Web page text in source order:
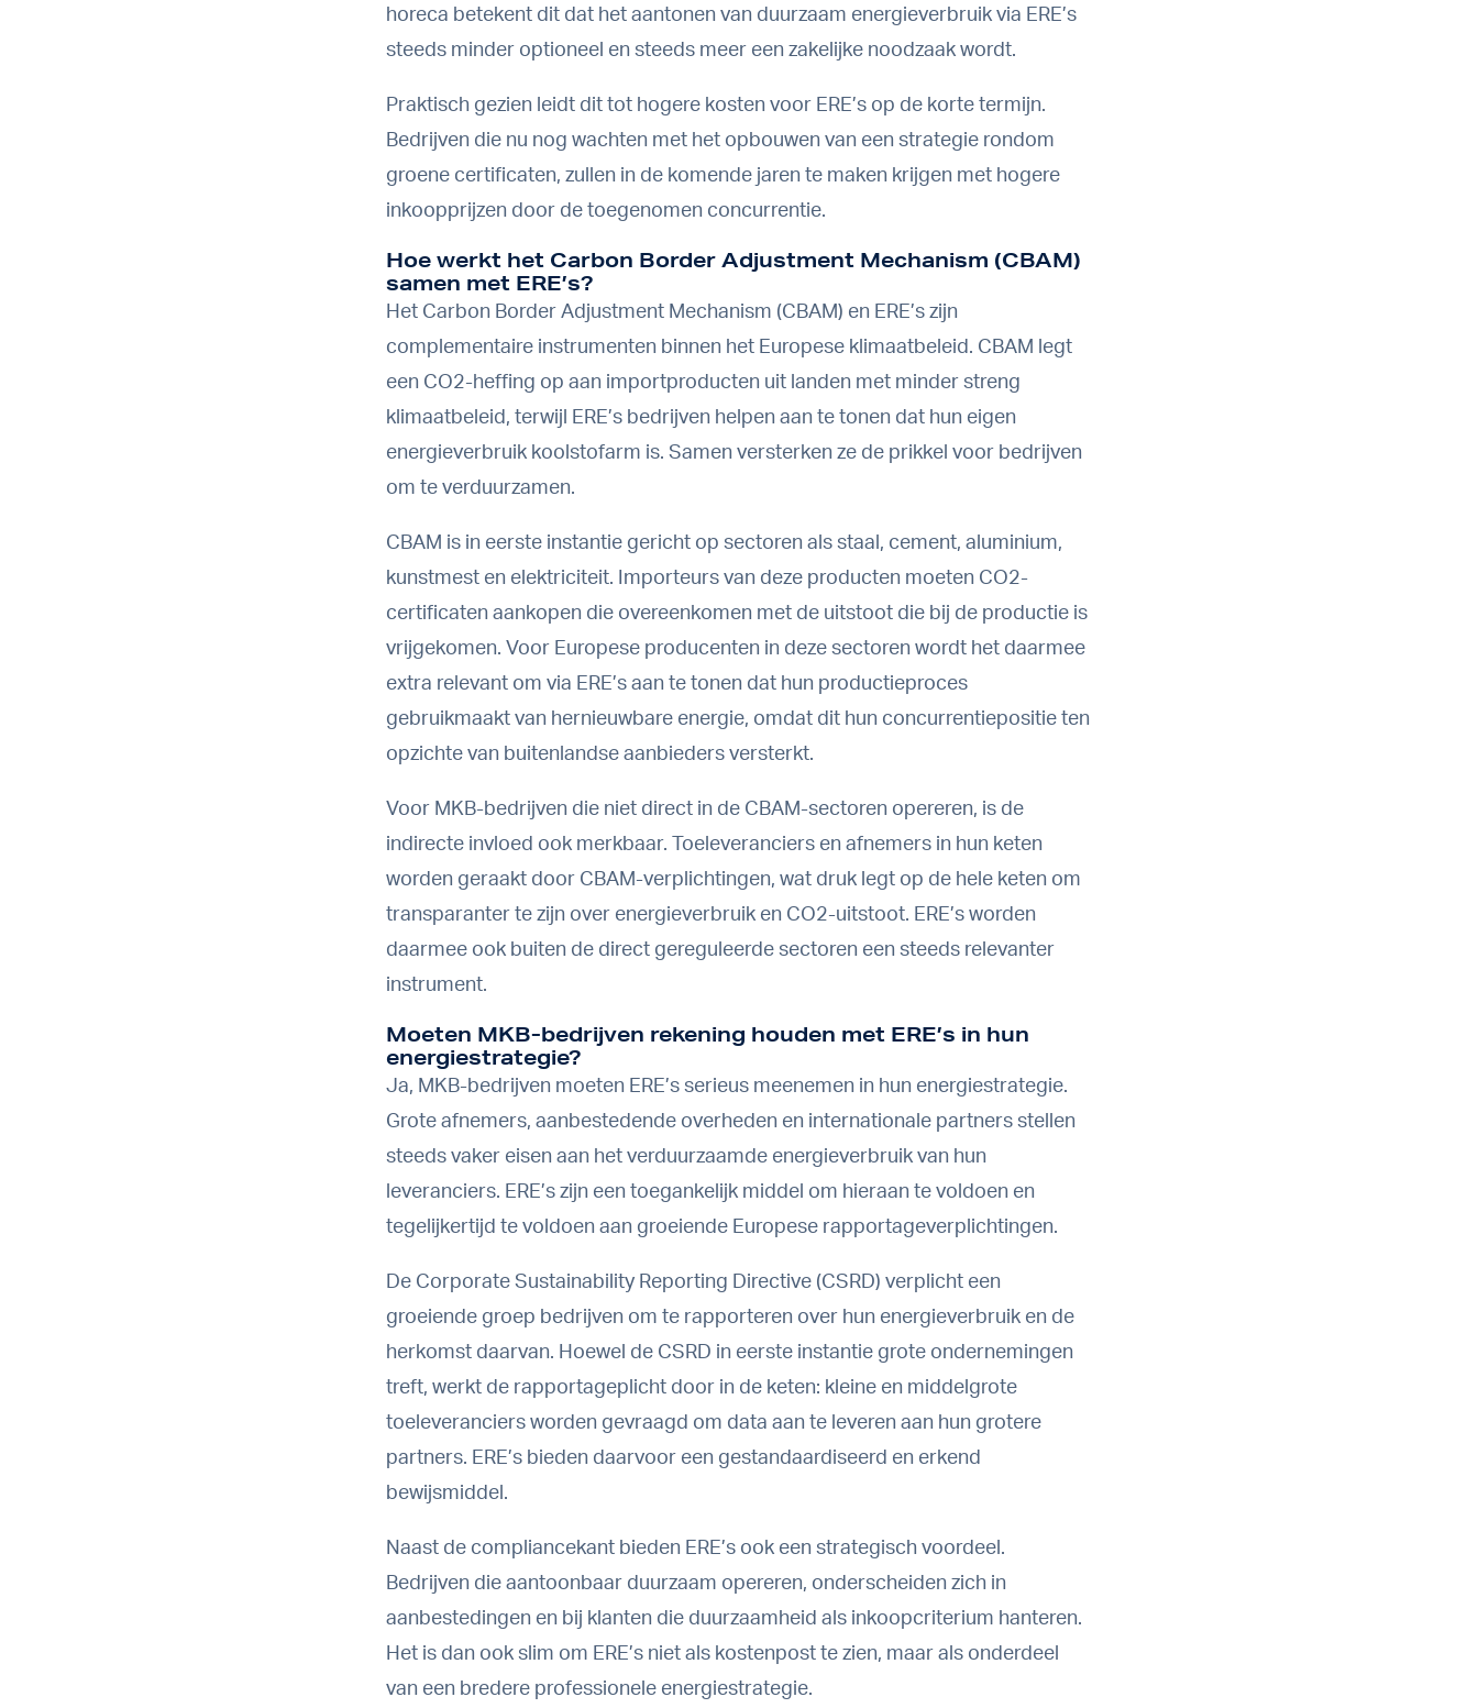
horeca betekent dit dat het aantonen van duurzaam energieverbruik via ERE’s
steeds minder optioneel en steeds meer een zakelijke noodzaak wordt.
Praktisch gezien leidt dit tot hogere kosten voor ERE’s op de korte termijn.
Bedrijven die nu nog wachten met het opbouwen van een strategie rondom
groene certificaten, zullen in de komende jaren te maken krijgen met hogere
inkoopprijzen door de toegenomen concurrentie.
Hoe werkt het Carbon Border Adjustment Mechanism (CBAM)
samen met ERE’s?
Het Carbon Border Adjustment Mechanism (CBAM) en ERE’s zijn
complementaire instrumenten binnen het Europese klimaatbeleid. CBAM legt
een CO2-heffing op aan importproducten uit landen met minder streng
klimaatbeleid, terwijl ERE’s bedrijven helpen aan te tonen dat hun eigen
energieverbruik koolstofarm is. Samen versterken ze de prikkel voor bedrijven
om te verduurzamen.
CBAM is in eerste instantie gericht op sectoren als staal, cement, aluminium,
kunstmest en elektriciteit. Importeurs van deze producten moeten CO2-
certificaten aankopen die overeenkomen met de uitstoot die bij de productie is
vrijgekomen. Voor Europese producenten in deze sectoren wordt het daarmee
extra relevant om via ERE’s aan te tonen dat hun productieproces
gebruikmaakt van hernieuwbare energie, omdat dit hun concurrentiepositie ten
opzichte van buitenlandse aanbieders versterkt.
Voor MKB-bedrijven die niet direct in de CBAM-sectoren opereren, is de
indirecte invloed ook merkbaar. Toeleveranciers en afnemers in hun keten
worden geraakt door CBAM-verplichtingen, wat druk legt op de hele keten om
transparanter te zijn over energieverbruik en CO2-uitstoot. ERE’s worden
daarmee ook buiten de direct gereguleerde sectoren een steeds relevanter
instrument.
Moeten MKB-bedrijven rekening houden met ERE’s in hun
energiestrategie?
Ja, MKB-bedrijven moeten ERE’s serieus meenemen in hun energiestrategie.
Grote afnemers, aanbestedende overheden en internationale partners stellen
steeds vaker eisen aan het verduurzaamde energieverbruik van hun
leveranciers. ERE’s zijn een toegankelijk middel om hieraan te voldoen en
tegelijkertijd te voldoen aan groeiende Europese rapportageverplichtingen.
De Corporate Sustainability Reporting Directive (CSRD) verplicht een
groeiende groep bedrijven om te rapporteren over hun energieverbruik en de
herkomst daarvan. Hoewel de CSRD in eerste instantie grote ondernemingen
treft, werkt de rapportageplicht door in de keten: kleine en middelgrote
toeleveranciers worden gevraagd om data aan te leveren aan hun grotere
partners. ERE’s bieden daarvoor een gestandaardiseerd en erkend
bewijsmiddel.
Naast de compliancekant bieden ERE’s ook een strategisch voordeel.
Bedrijven die aantoonbaar duurzaam opereren, onderscheiden zich in
aanbestedingen en bij klanten die duurzaamheid als inkoopcriterium hanteren.
Het is dan ook slim om ERE’s niet als kostenpost te zien, maar als onderdeel
van een bredere professionele energiestrategie.